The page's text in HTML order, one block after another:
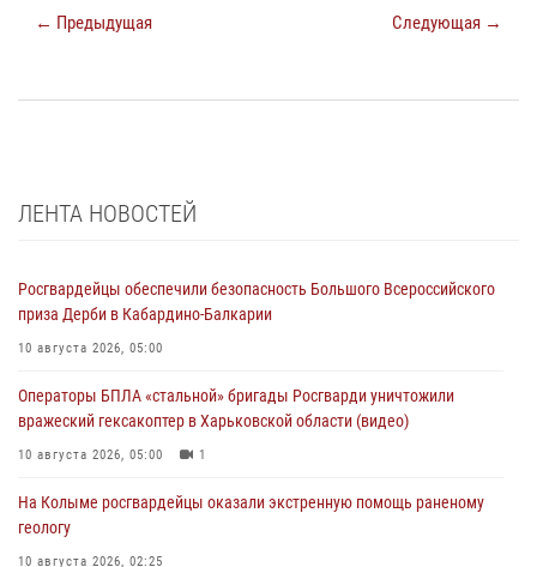
← Предыдущая Следующая →
ЛЕНТА НОВОСТЕЙ
Росгвардейцы обеспечили безопасность Большого Всероссийского
приза Дерби в Кабардино-Балкарии
10 августа 2026, 05:00
Операторы БПЛА «стальной» бригады Росгварди уничтожили
вражеский гексакоптер в Харьковской области (видео)
10 августа 2026, 05:00 1
На Колыме росгвардейцы оказали экстренную помощь раненому
геологу
10 августа 2026, 02:25